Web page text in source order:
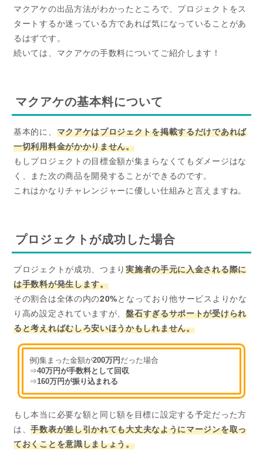
マクアケの出品方法がわかったところで、プロジェクトをス
タートするか迷っている方であれば気になっていることがあ
るはずです。
続いては、マクアケの手数料についてご紹介します！
マクアケの基本料について
基本的に、 マクアケはプロジェクトを掲載するだけであれば
一切利用料金がかかりません。
もしプロジェクトの目標金額が集まらなくてもダメージはな
く、また次の商品を開発することができるのです。
これはかなりチャレンジャーに優しい仕組みと言えますね。
プロジェクトが成功した場合
プロジェクトが成功、つまり実施者の手元に入金される際に
は手数料が発生します。
その割合は全体の内の20%となっており他サービスよりかな
り高め設定されていますが、盤石すぎるサポートが受けられ
ると考えればむしろ安いほうかもしれません。
例)集まった金額が200万円 だった場合
⇒40万円が手数料として回収
⇒160万円が振り込まれる
もし本当に必要な額と同じ額を目標に設定する予定だった方
は、手数表が差し引かれても大丈夫なようにマージンを取っ
ておくことを意識しましょう。